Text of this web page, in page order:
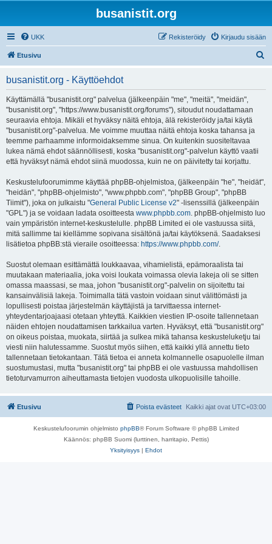
busanistit.org
UKK Kirjaudu sisään
Rekisteröidy
Etusivu
busanistit.org - Käyttöehdot
Käyttämällä "busanistit.org" palvelua (jälkeenpäin "me", "meitä", "meidän",
"busanistit.org", "https://www.busanistit.org/forums"), sitoudut noudattamaan
seuraavia ehtoja. Mikäli et hyväksy näitä ehtoja, älä rekisteröidy ja/tai käytä
"busanistit.org"-palvelua. Me voimme muuttaa näitä ehtoja koska tahansa ja
teemme parhaamme informoidaksemme sinua. On kuitenkin suositeltavaa
lukea nämä ehdot säännöllisesti, koska "busanistit.org"-palvelun käyttö vaatii
että hyväksyt nämä ehdot siinä muodossa, kuin ne on päivitetty tai korjattu.
Keskustelufoorumimme käyttää phpBB-ohjelmistoa, (jälkeenpäin "he", "heidät",
"heidän", "phpBB-ohjelmisto", "www.phpbb.com", "phpBB Group", "phpBB
Tiimit"), joka on julkaistu "General Public License v2" -lisenssillä (jälkeenpäin
"GPL") ja se voidaan ladata osoitteesta www.phpbb.com. phpBB-ohjelmisto luo
vain ympäristön internet-keskustelulle. phpBB Limited ei ole vastuussa siitä,
mitä sallimme tai kiellämme sopivana sisältönä ja/tai käytöksenä. Saadaksesi
lisätietoa phpBB:stä vieraile osoitteessa: https://www.phpbb.com/.
Suostut olemaan esittämättä loukkaavaa, vihamielistä, epämoraalista tai
muutakaan materiaalia, joka voisi loukata voimassa olevia lakeja oli se sitten
omassa maassasi, se maa, johon "busanistit.org"-palvelin on sijoitettu tai
kansainvälisiä lakeja. Toimimalla tätä vastoin voidaan sinut välittömästi ja
lopullisesti poistaa järjestelmän käyttäjistä ja tarvittaessa internet-
yhteydentarjoajaasi otetaan yhteyttä. Kaikkien viestien IP-osoite tallennetaan
näiden ehtojen noudattamisen tarkkailua varten. Hyväksyt, että "busanistit.org"
on oikeus poistaa, muokata, siirtää ja sulkea mikä tahansa keskusteluketju tai
viesti niin halutessamme. Suostut myös siihen, että kaikki yllä annettu tieto
tallennetaan tietokantaan. Tätä tietoa ei anneta kolmannelle osapuolelle ilman
suostumustasi, mutta "busanistit.org" tai phpBB ei ole vastuussa mahdollisen
tietoturvamurron aiheuttamasta tietojen vuodosta ulkopuolisille tahoille.
Etusivu Kaikki ajat ovat UTC+03:00
Poista evästeet
Keskustelufoorumin ohjelmisto phpBB® Forum Software © phpBB Limited
Käännös: phpBB Suomi (lurttinen, harritapio, Pettis)
Yksityisyys | Ehdot